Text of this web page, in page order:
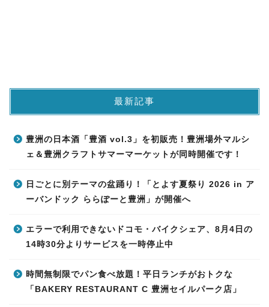
最新記事
豊洲の日本酒「豊酒 vol.3」を初販売！豊洲場外マルシ
ェ＆豊洲クラフトサマーマーケットが同時開催です！
日ごとに別テーマの盆踊り！「とよす夏祭り 2026 in ア
ーバンドック ららぽーと豊洲」が開催へ
エラーで利用できないドコモ・バイクシェア、8月4日の
14時30分よりサービスを一時停止中
時間無制限でパン食べ放題！平日ランチがおトクな
「BAKERY RESTAURANT C 豊洲セイルパーク店」